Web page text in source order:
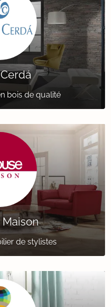
bois de qualité
de stylistes